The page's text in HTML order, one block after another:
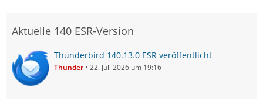
Aktuelle 140 ESR-Version
Thunderbird 140.13.0 ESR veröffentlicht
Thunder 22. Juli 2026 um 19:16